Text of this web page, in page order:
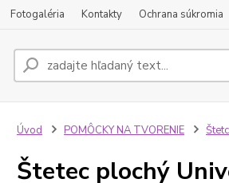
Fotogaléria Kontakty Ochrana súkromia
Úvod POMÔCKY NA TVORENIE
Štetec plochý